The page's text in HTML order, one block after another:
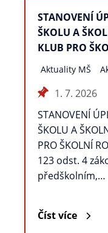
STANOVENÍ
ŠKOLU A
KLUB PRO
Aktuality MŠ
1. 7. 2026
STANOVENÍ
ŠKOLU A
PRO ŠKOLNÍ
123 odst. 4
předškolním,…
Číst více